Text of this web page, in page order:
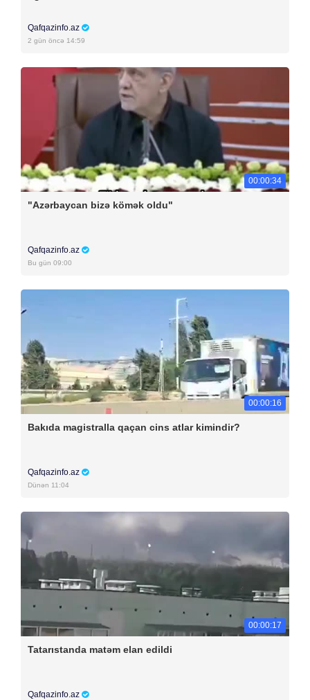
Qafqazinfo.az
2 gün öncə 14:59
00:00:34
"Azərbaycan bizə kömək oldu"
Qafqazinfo.az
Bu gün 09:00
00:00:16
Bakıda magistralla qaçan cins atlar kimindir?
Qafqazinfo.az
Dünən 11:04
00:00:17
Tatarıstanda matəm elan edildi
Qafqazinfo.az